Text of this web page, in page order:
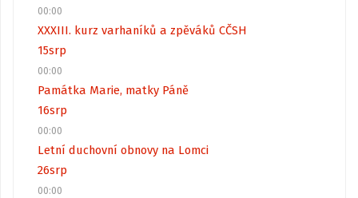
00:00
XXXIII. kurz varhaníků a zpěváků CČSH
15srp
00:00
Památka Marie, matky Páně
16srp
00:00
Letní duchovní obnovy na Lomci
26srp
00:00